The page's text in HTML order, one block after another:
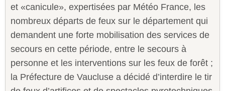
et «canicule», expertisées par Météo ­France, les
nombreux départs de feux sur le département qui
demandent une forte mobilisation des services de
secours en cette période, entre le secours à
personne et les interventions sur les feux de forêt ;
la Préfecture de Vaucluse a décidé d’interdire le tir